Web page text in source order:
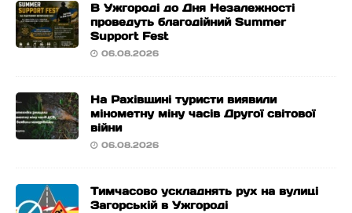
В Ужгороді до Дня Незалежності
проведуть благодійний Summer
Support Fest
06.08.2026
На Рахівщині туристи виявили
мінометну міну часів Другої світової
війни
06.08.2026
Тимчасово ускладнять рух на вулиці
Загорській в Ужгороді